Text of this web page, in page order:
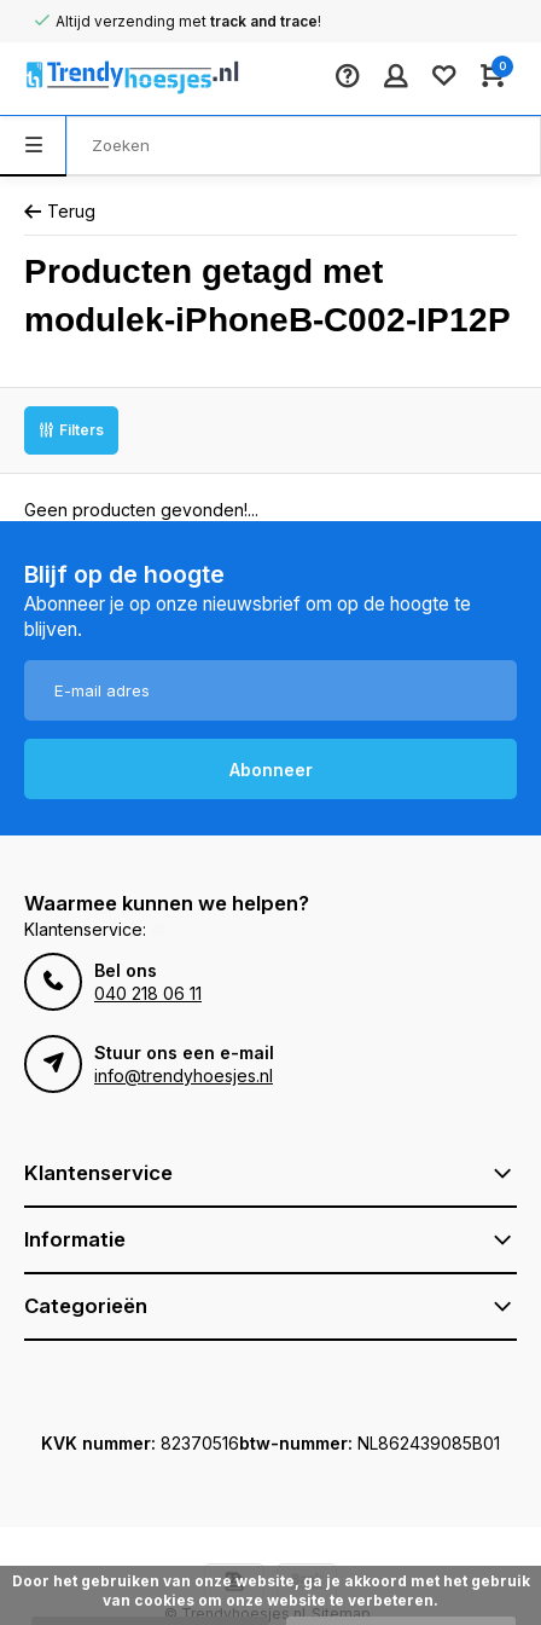
Altijd verzending mettrack and trace!
0
Terug
Producten getagd met
modulek-iPhoneB-C002-IP12P
Filters
Geen producten gevonden!...
Blijf op de hoogte
Abonneer je op onze nieuwsbrief om op de hoogte te
blijven.
Abonneer
Waarmee kunnen we helpen?
Klantenservice:
Bel ons
040 218 06 11
Stuur ons een e-mail
info@trendyhoesjes.nl
Klantenservice
Informatie
Categorieën
KVK nummer: 82370516btw-nummer: NL862439085B01
© Trendyhoesjes.nl Sitemap
Door het gebruiken van onze website, ga je akkoord met het gebruik
van cookies om onze website te verbeteren.